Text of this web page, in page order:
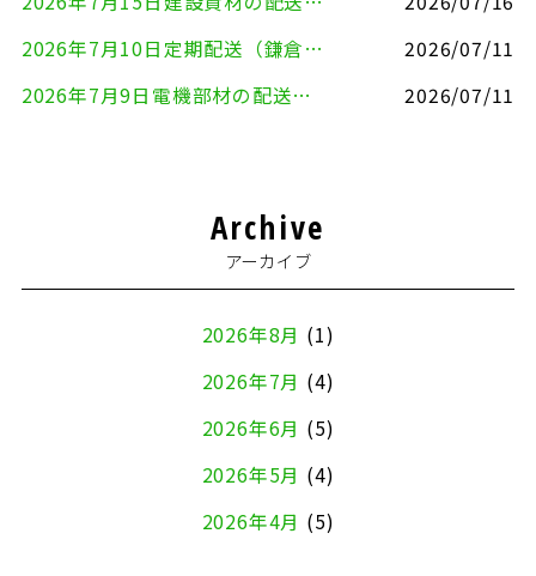
2026年7月10日定期配送（鎌倉市⇔大田区）
2026/07/11
2026年7月9日電機部材の配送（横浜市戸塚区⇒品川区）
2026/07/11
Archive
アーカイブ
2026年8月 (1)
2026年7月 (4)
2026年6月 (5)
2026年5月 (4)
2026年4月 (5)